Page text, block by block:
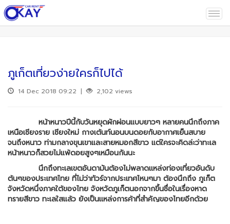
ภูเก็ตเที่ยวง่ายใครก็ไปได้
14 Dec 2018 09:22 | 2,102 views
หน้าหนาวปีนี้กับวันหยุดผักผ่อนแบบยาวๆ หลายคนนึกถึงภาค
เหนือเชียงราย เชียงใหม่ กางเต้นท์นอนบนดอยกับอากาศเย็นสบาย
จนถึงหนาว ท่ามกลางขุนเขาและสายหมอกสีขาว แต่ใครจะคิดล่ะว่าทะเล
หน้าหนาวก็สวยไม่แพ้ดอยสูงๆเหมือนกันนะ
นึกถึงทะเลเขตอันดามันต้องไม่พลาดแหล่งท่องเที่ยวอันดับ
ต้นๆของประเทศไทย ที่ไม่ว่าทัวร์จากประเทศไหนๆมา ต้องนึกถึง ภูเก็ต
จังหวัดหนึ่งภาคใต้ของไทย จังหวัดภูเก็ตนอกจากขึ้นชื่อในเรื่องหาด
ทรายสีขาว ทะเลใสแล้ว ยังเป็นเเหล่งการค้าที่สำคัญของไทยอีกด้วย